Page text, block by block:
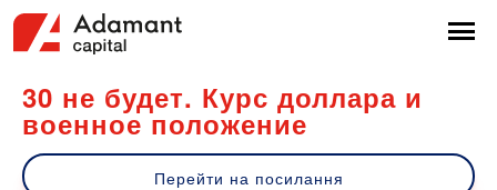
30 не будет. Курс доллара и
военное положение
Перейти на посилання